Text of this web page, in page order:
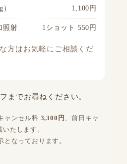
1,100円
照射 1ショット 550円
方はお気軽にご相談くだ
までお尋ねください。
ャンセル料 3,300円 、前日キャ
いたします。
なっております。